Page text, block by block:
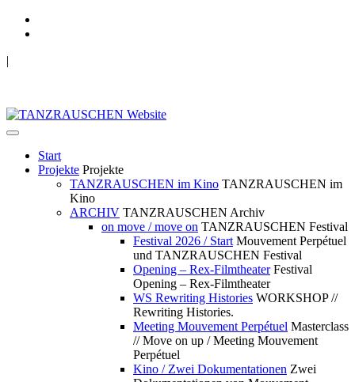
|
Start
Projekte Projekte
TANZRAUSCHEN im Kino TANZRAUSCHEN im
Kino
ARCHIV TANZRAUSCHEN Archiv
on move / move on TANZRAUSCHEN Festival
Festival 2026 / Start Mouvement Perpétuel
und TANZRAUSCHEN Festival
Opening – Rex-Filmtheater Festival
Opening – Rex-Filmtheater
WS Rewriting Histories WORKSHOP //
Rewriting Histories.
Meeting Mouvement Perpétuel Masterclass
// Move on up / Meeting Mouvement
Perpétuel
Kino / Zwei Dokumentationen Zwei